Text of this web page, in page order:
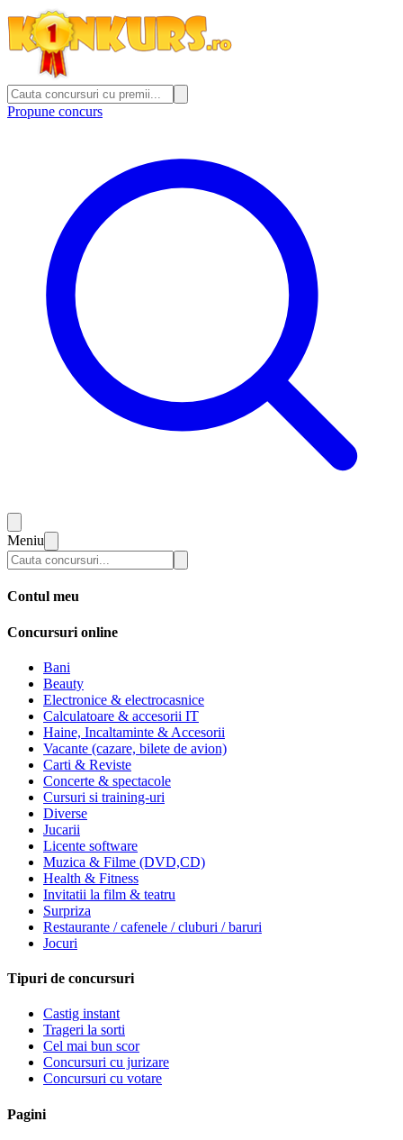
Propune concurs
Meniu
Contul meu
Concursuri online
Bani
Beauty
Electronice & electrocasnice
Calculatoare & accesorii IT
Haine, Incaltaminte & Accesorii
Vacante (cazare, bilete de avion)
Carti & Reviste
Concerte & spectacole
Cursuri si training-uri
Diverse
Jucarii
Licente software
Muzica & Filme (DVD,CD)
Health & Fitness
Invitatii la film & teatru
Surpriza
Restaurante / cafenele / cluburi / baruri
Jocuri
Tipuri de concursuri
Castig instant
Trageri la sorti
Cel mai bun scor
Concursuri cu jurizare
Concursuri cu votare
Pagini